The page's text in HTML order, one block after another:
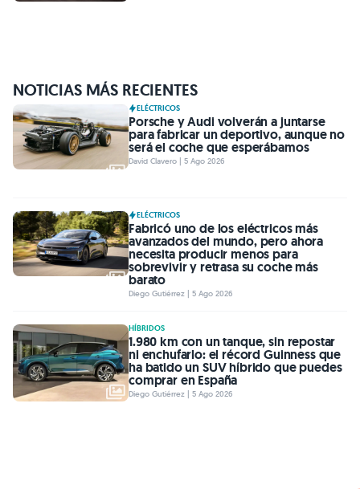
NOTICIAS MÁS RECIENTES
ELÉCTRICOS
Porsche y Audi volverán a juntarse
para fabricar un deportivo, aunque no
será el coche que esperábamos
David Clavero | 5 Ago 2026
ELÉCTRICOS
Fabricó uno de los eléctricos más
avanzados del mundo, pero ahora
necesita producir menos para
sobrevivir y retrasa su coche más
barato
Diego Gutiérrez | 5 Ago 2026
HÍBRIDOS
1.980 km con un tanque, sin repostar
ni enchufarlo: el récord Guinness que
ha batido un SUV híbrido que puedes
comprar en España
Diego Gutiérrez | 5 Ago 2026